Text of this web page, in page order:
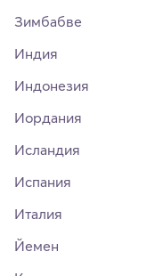
Зимбабве
Индия
Индонезия
Иордания
Исландия
Испания
Италия
Йемен